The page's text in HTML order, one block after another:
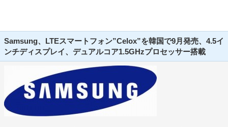
Samsung、LTEスマートフォン”Celox”を韓国で9月発売、4.5イ
ンチディスプレイ、デュアルコア1.5GHzプロセッサー搭載